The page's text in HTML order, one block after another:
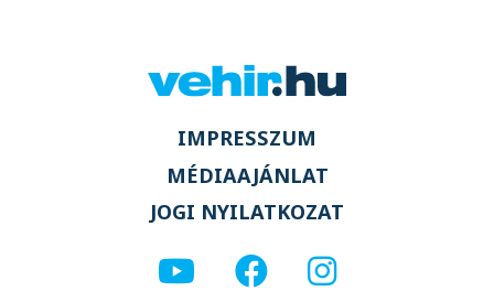
IMPRESSZUM
MÉDIAAJÁNLAT
JOGI NYILATKOZAT